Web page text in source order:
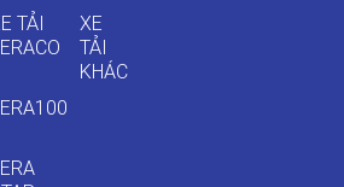
TẢI
XE
TẢI
KHÁC